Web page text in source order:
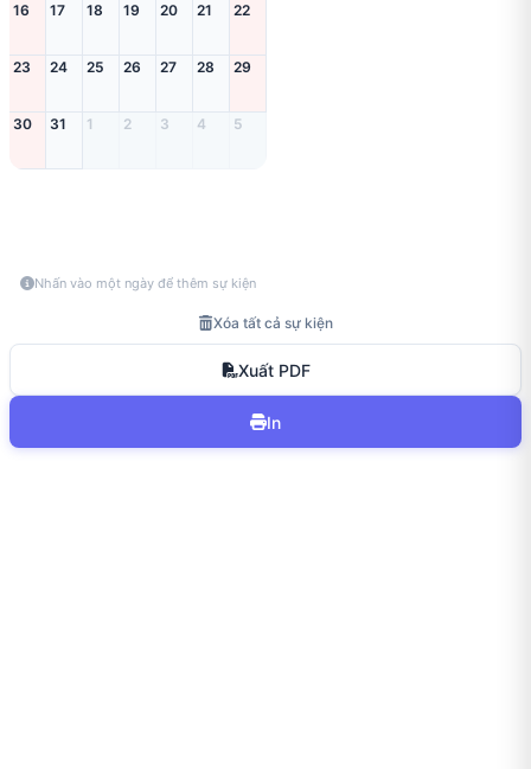
16 17 18 19 20 21 22
23 24 25 26 27 28 29
30 31 1 2 3 4 5
Nhấn vào một ngày để thêm sự kiện
Xóa tất cả sự kiện
Xuất PDF
In